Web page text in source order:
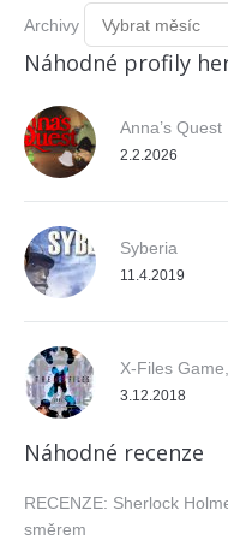
Archivy
Náhodné profily
Anna’s Quest
2.2.2026
Syberia
11.4.2019
X-Files
3.12.2018
Náhodné recenze
RECENZE: Sherlock
směrem